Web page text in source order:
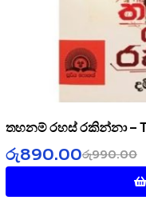
තහනම් රහස් රකින්නා –
රු990.00
රු890.00